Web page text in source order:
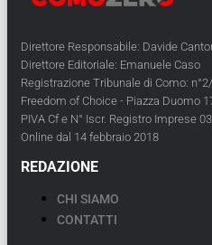
Direttore Responsabile: Davide
Direttore Editoriale: Emanuele Caso
Registrazione Tribunale di Como:
Freedom of Choice - Piazza Duomo
PIVA Cf e N° Iscr. Registro Imprese
Online dal 14 febbraio 2018
REDAZIONE
CHI SIAMO
CONTATTI